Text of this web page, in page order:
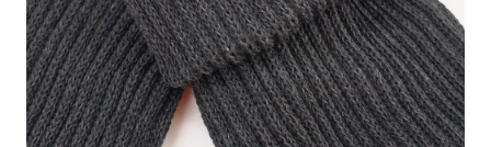
お手入れ方法
手洗い